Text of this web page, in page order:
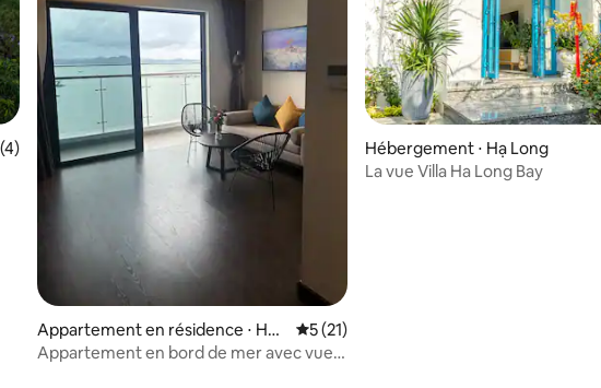
moyenne sur la base de 4 commentaires : 5 sur 5
Appartement en résidence ⋅ Hạ
Long
Évaluation moyenne sur la base de 21
5 (21)
Appartement en bord de mer avec vue
Hébergement ⋅ Hạ Long
La vue Villa Ha Long Bay